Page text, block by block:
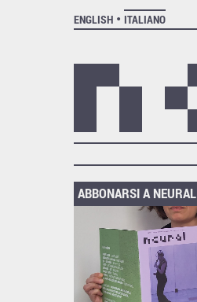
ENGLISH
ITALIANO
ABBONARSI A NEURAL